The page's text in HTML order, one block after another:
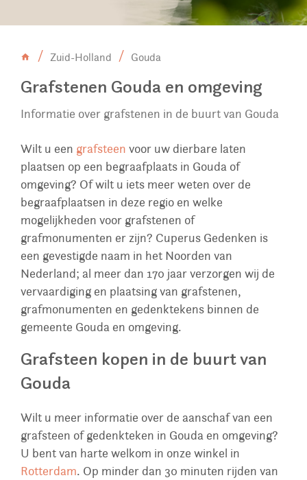
Zuid-Holland Gouda
Grafstenen Gouda en omgeving
Informatie over grafstenen in de buurt van Gouda
Wilt u een grafsteen voor uw dierbare laten
plaatsen op een begraafplaats in Gouda of
omgeving? Of wilt u iets meer weten over de
begraafplaatsen in deze regio en welke
mogelijkheden voor grafstenen of
grafmonumenten er zijn? Cuperus Gedenken is
een gevestigde naam in het Noorden van
Nederland; al meer dan 170 jaar verzorgen wij de
vervaardiging en plaatsing van grafstenen,
grafmonumenten en gedenktekens binnen de
gemeente Gouda en omgeving.
Grafsteen kopen in de buurt van
Gouda
Wilt u meer informatie over de aanschaf van een
grafsteen of gedenkteken in Gouda en omgeving?
U bent van harte welkom in onze winkel in
Rotterdam. Op minder dan 30 minuten rijden van